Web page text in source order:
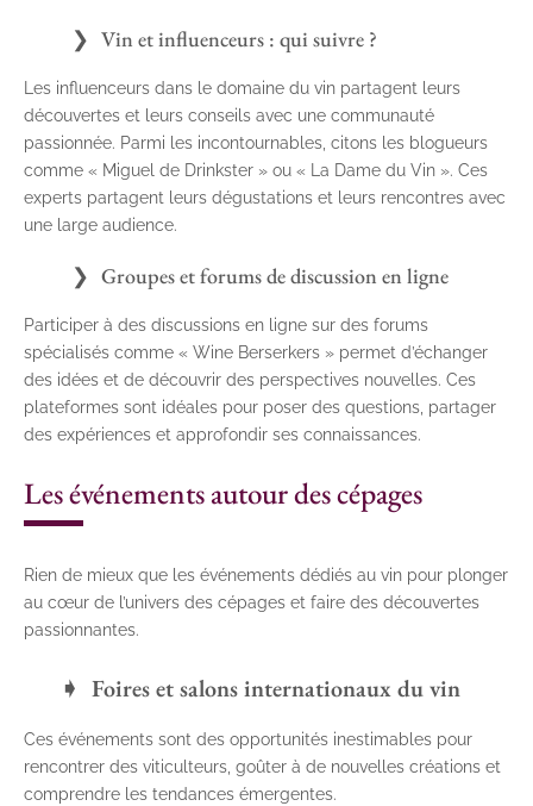
Vin et influenceurs : qui suivre ?
Les influenceurs dans le domaine du vin partagent leurs
découvertes et leurs conseils avec une communauté
passionnée. Parmi les incontournables, citons les blogueurs
comme « Miguel de Drinkster » ou « La Dame du Vin ». Ces
experts partagent leurs dégustations et leurs rencontres avec
une large audience.
Groupes et forums de discussion en ligne
Participer à des discussions en ligne sur des forums
spécialisés comme « Wine Berserkers » permet d’échanger
des idées et de découvrir des perspectives nouvelles. Ces
plateformes sont idéales pour poser des questions, partager
des expériences et approfondir ses connaissances.
Les événements autour des cépages
Rien de mieux que les événements dédiés au vin pour plonger
au cœur de l’univers des cépages et faire des découvertes
passionnantes.
Foires et salons internationaux du vin
Ces événements sont des opportunités inestimables pour
rencontrer des viticulteurs, goûter à de nouvelles créations et
comprendre les tendances émergentes.